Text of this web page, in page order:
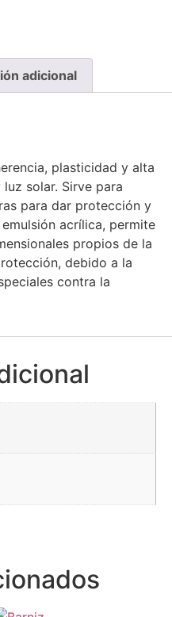
adicional
plasticidad y alta
solar. Sirve para
para dar protección y
acrílica, permite
propios de la
debido a la
contra la